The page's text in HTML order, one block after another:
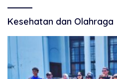
Kesehatan dan Olahraga